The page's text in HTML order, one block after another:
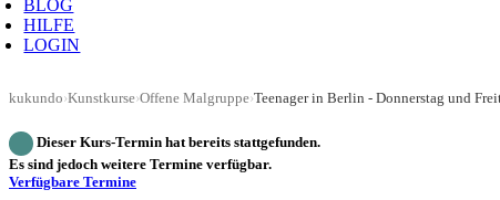
BLOG
HILFE
LOGIN
kukundo›Kunstkurse›Offene Malgruppe›Teenager in Berlin - Donnerstag und
Dieser Kurs-Termin hat bereits stattgefunden.
Es sind jedoch weitere Termine verfügbar.
Verfügbare Termine